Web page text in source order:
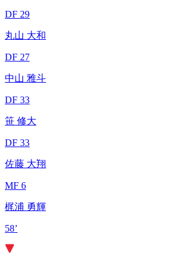
DF 29
丸山 大和
DF 27
中山 雅斗
DF 33
笹 修大
DF 33
佐藤 大翔
MF 6
梶浦 勇輝
58’